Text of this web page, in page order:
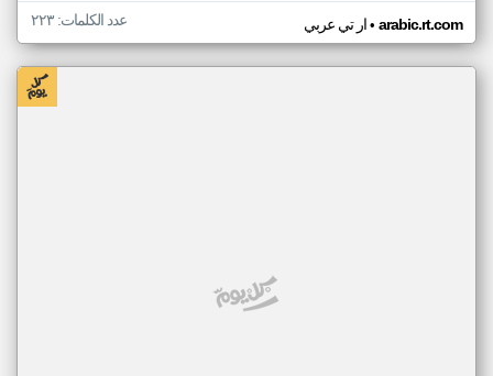
ار تي عربي• arabic.rt.com عدد الكلمات: ٢٢٣